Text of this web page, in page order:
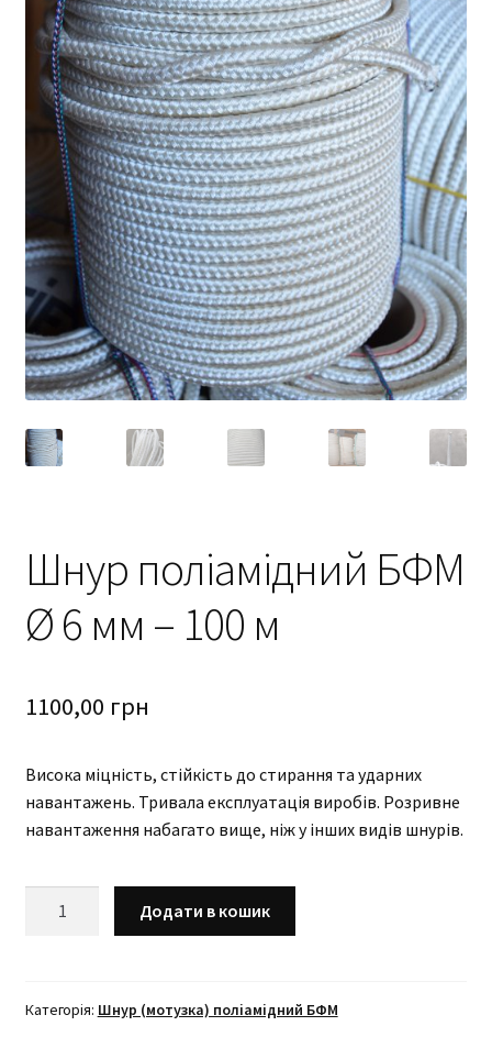
Шнур поліамідний БФМ
Ø 6 мм – 100 м
1100,00 грн
Висока міцність, стійкість до стирання та ударних
навантажень. Тривала експлуатація виробів. Розривне
навантаження набагато вище, ніж у інших видів шнурів.
6
Додати в кошик
Категорія: Шнур (мотузка) поліамідний БФМ